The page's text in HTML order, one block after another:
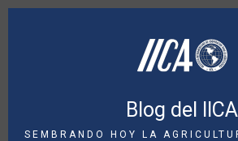
Pasar
Blog del IICA
SEMBRANDO HOY LA